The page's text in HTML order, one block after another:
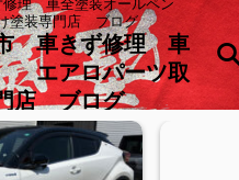
塗装専門店 ブログ
車きず修理 車
エアロパーツ取
門店 ブログ